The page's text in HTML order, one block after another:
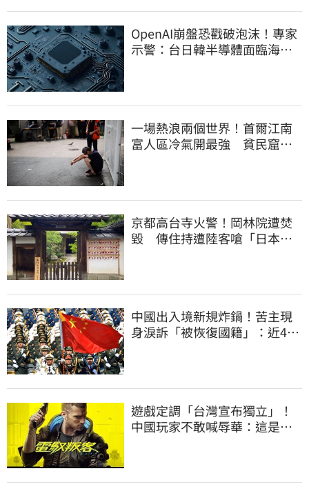
OpenAI崩盤恐戳破泡沫！專家
示警：台日韓半導體面臨海嘯
一場熱浪兩個世界！首爾江南
富人區冷氣開最強 貧民窟窮
京都高台寺火警！岡林院遭焚
毀 傳住持遭陸客嗆「日本遲
中國出入境新規炸鍋！苦主現
身淚訴「被恢復國籍」：近4億
遊戲定調「台灣宣布獨立」！
中國玩家不敢喊辱華：這是遊